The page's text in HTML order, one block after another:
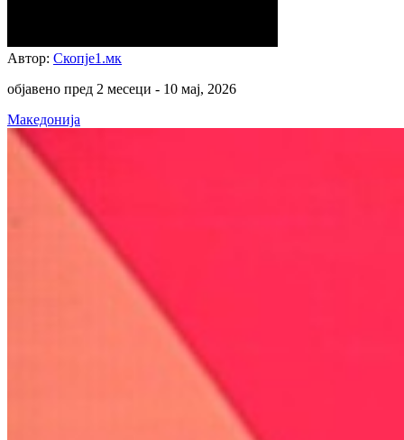
Автор: Скопје1.мк
објавено пред 2 месеци - 10 мај, 2026
Македонија